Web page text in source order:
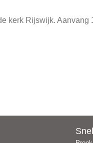
kerk Rijswijk.